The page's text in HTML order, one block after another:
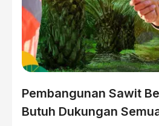
Pembangunan Sawit
Butuh Dukungan